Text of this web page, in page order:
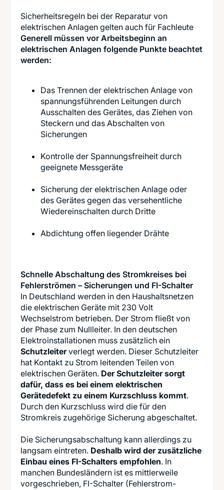
Sicherheitsregeln bei der Reparatur von
Generell müssen vor Arbeitsbeginn an
elektrischen Anlagen folgende Punkte beachtet
werden:
Das Trennen der elektrischen Anlage von
spannungsführenden Leitungen durch
Ausschalten des Gerätes, das Ziehen von
Steckern und das Abschalten von
Sicherungen
Kontrolle der Spannungsfreiheit durch
geeignete Messgeräte
Sicherung der elektrischen Anlage oder
des Gerätes gegen das versehentliche
Wiedereinschalten durch Dritte
Abdichtung offen liegender Drähte
Schnelle Abschaltung des Stromkreises bei
Fehlerströmen – Sicherungen und FI-Schalter
In Deutschland werden in den Haushaltsnetzen
die elektrischen Geräte mit 230 Volt
Wechselstrom betrieben. Der Strom fließt von
der Phase zum Nullleiter. In den deutschen
Elektroinstallationen muss zusätzlich ein
Schutzleiterverlegt werden. Dieser Schutzleiter
hat Kontakt zu Strom leitenden Teilen von
elektrischen Geräten. Der Schutzleiter sorgt
dafür, dass es bei einem elektrischen
Gerätedefekt zu einem Kurzschluss kommt.
Durch den Kurzschluss wird die für den
Stromkreis zugehörige Sicherung abgeschaltet.
Die Sicherungsabschaltung kann allerdings zu
langsam eintreten. Deshalb wird der zusätzliche
Einbau eines FI-Schalters empfohlen. In
manchen Bundesländern ist es mittlerweile
vorgeschrieben, FI-Schalter (Fehlerstrom-